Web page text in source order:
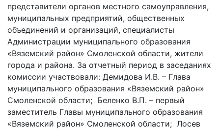
представители органов местного самоуправления,
муниципальных предприятий, общественных
объединений и организаций, специалисты
Администрации муниципального образования
«Вяземский район» Смоленской области, жители
города и района. За отчетный период в заседаниях
комиссии участвовали: Демидова И.В. – Глава
муниципального образования «Вяземский район»
Смоленской области; Беленко В.П. – первый
заместитель Главы муниципального образования
«Вяземский район» Смоленской области; Лосев